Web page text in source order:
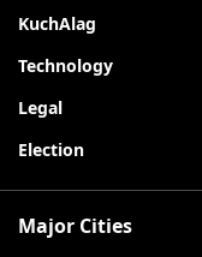
KuchAlag
Technology
Legal
Election
Major Cities